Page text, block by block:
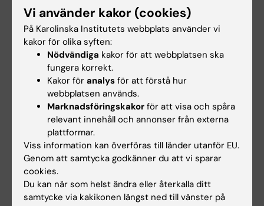
21 aug 2026
Seminarium:
"Combining
AlphaFold with SAXS
for partially or
intrinsically
disordered proteins"
Välkommen till ett seminarium
den 21 augusti 2026 med dr
Mattia Rocco,…
26 aug 2026
StratNeuro-
seminarium:
"Sympathetic
circuits in Obesity"
StratNeuro-seminarium med
professor Ana Domingos från…
Vi använder kakor (cookies)
På Karolinska Institutets webbplats använder vi
kakor för olika syften:
Nödvändiga kakor för att webbplatsen ska
fungera korrekt.
Kakor för analys för att förstå hur
webbplatsen används.
Marknadsföringskakor för att visa och spåra
relevant innehåll och annonser från externa
plattformar.
Viss information kan överföras till länder utanför EU.
Genom att samtycka godkänner du att vi sparar
cookies.
Du kan när som helst ändra eller återkalla ditt
samtycke via kakikonen längst ned till vänster på